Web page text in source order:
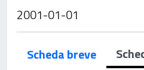
2001-01-01
Scheda breve